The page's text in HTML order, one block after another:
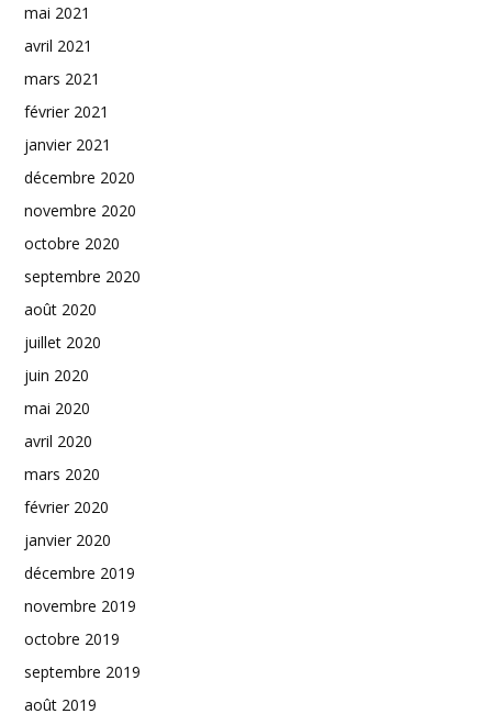
mai 2021
avril 2021
mars 2021
février 2021
janvier 2021
décembre 2020
novembre 2020
octobre 2020
septembre 2020
août 2020
juillet 2020
juin 2020
mai 2020
avril 2020
mars 2020
février 2020
janvier 2020
décembre 2019
novembre 2019
octobre 2019
septembre 2019
août 2019